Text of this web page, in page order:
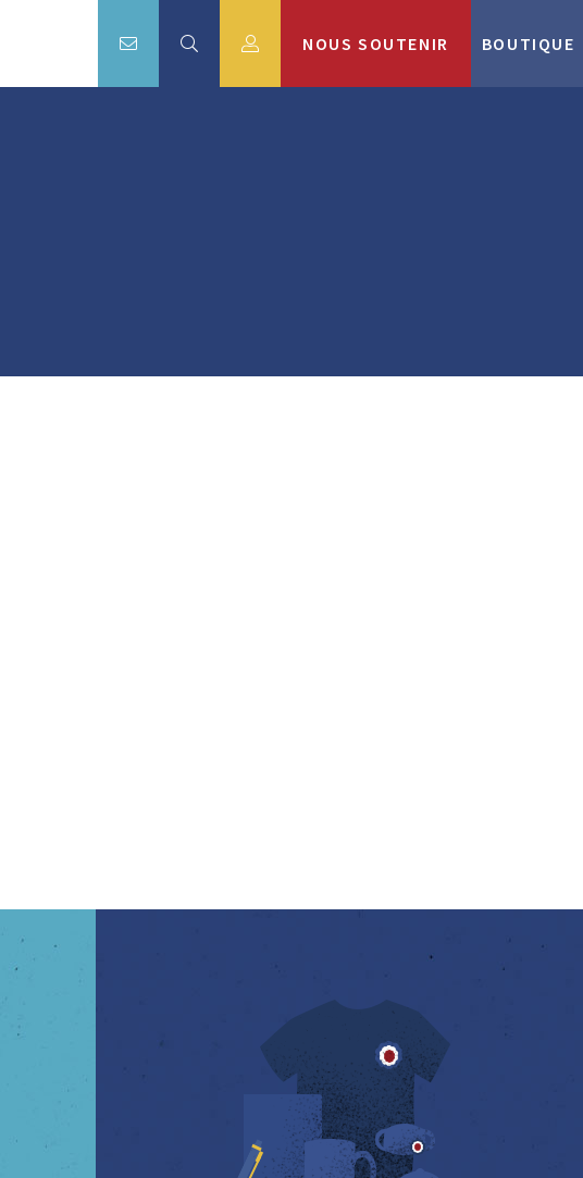
NOUS SOUTENIR BOUTIQUE